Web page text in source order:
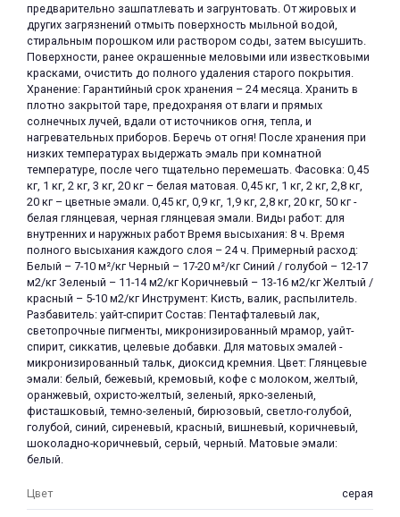
предварительно зашпатлевать и загрунтовать. От жировых и
других загрязнений отмыть поверхность мыльной водой,
стиральным порошком или раствором соды, затем высушить.
Поверхности, ранее окрашенные меловыми или известковыми
красками, очистить до полного удаления старого покрытия.
Хранение: Гарантийный срок хранения – 24 месяца. Хранить в
плотно закрытой таре, предохраняя от влаги и прямых
солнечных лучей, вдали от источников огня, тепла, и
нагревательных приборов. Беречь от огня! После хранения при
низких температурах выдержать эмаль при комнатной
температуре, после чего тщательно перемешать. Фасовка: 0,45
кг, 1 кг, 2 кг, 3 кг, 20 кг – белая матовая. 0,45 кг, 1 кг, 2 кг, 2,8 кг,
20 кг – цветные эмали. 0,45 кг, 0,9 кг, 1,9 кг, 2,8 кг, 20 кг, 50 кг -
белая глянцевая, черная глянцевая эмали. Виды работ: для
внутренних и наружных работ Время высыхания: 8 ч. Время
полного высыхания каждого слоя – 24 ч. Примерный расход:
Белый – 7-10 м²/кг Черный – 17-20 м²/кг Синий / голубой – 12-17
м2/кг Зеленый – 11-14 м2/кг Коричневый – 13-16 м2/кг Желтый /
красный – 5-10 м2/кг Инструмент: Кисть, валик, распылитель.
Разбавитель: уайт-спирит Состав: Пентафталевый лак,
светопрочные пигменты, микронизированный мрамор, уайт-
спирит, сиккатив, целевые добавки. Для матовых эмалей -
микронизированный тальк, диоксид кремния. Цвет: Глянцевые
эмали: белый, бежевый, кремовый, кофе с молоком, желтый,
оранжевый, охристо-желтый, зеленый, ярко-зеленый,
фисташковый, темно-зеленый, бирюзовый, светло-голубой,
голубой, синий, сиреневый, красный, вишневый, коричневый,
шоколадно-коричневый, серый, черный. Матовые эмали:
белый.
Цвет серая